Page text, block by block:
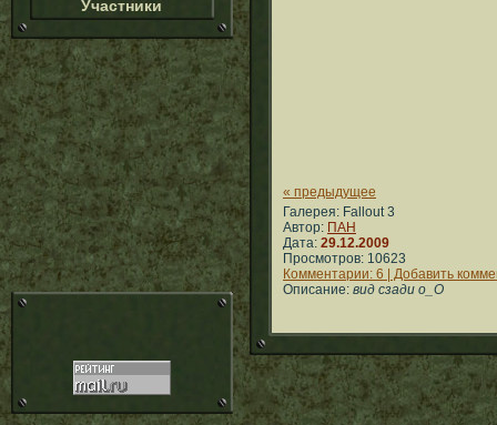
Участники
« предыдущее
Галерея: Fallout 3
Автор: ПАН
Дата: 29.12.2009
Просмотров: 10623
Комментарии: 6 | Добавить
Описание: вид сзади о_О